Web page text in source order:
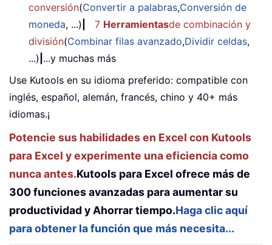
conversión(Convertir a palabras,Conversión de
moneda, ...) 7 Herramientasde combinación y
división(Combinar filas avanzado,Dividir celdas,
...) ...y muchas más
Use Kutools en su idioma preferido: compatible con
inglés, español, alemán, francés, chino y 40+ más
idiomas.¡
Potencie sus habilidades en Excel con Kutools
para Excel y experimente una eficiencia como
nunca antes.Kutools para Excel ofrece más de
300 funciones avanzadas para aumentar su
productividad y Ahorrar tiempo.Haga clic aquí
para obtener la función que más necesita...